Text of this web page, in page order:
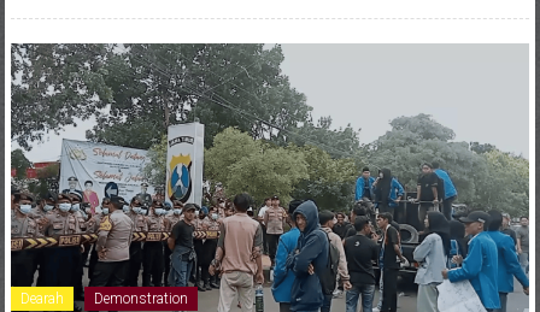
Dearah Demonstration